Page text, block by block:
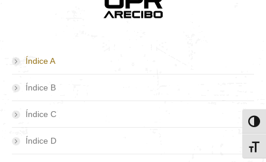
Índice A
Índice B
Índice C
Índice D